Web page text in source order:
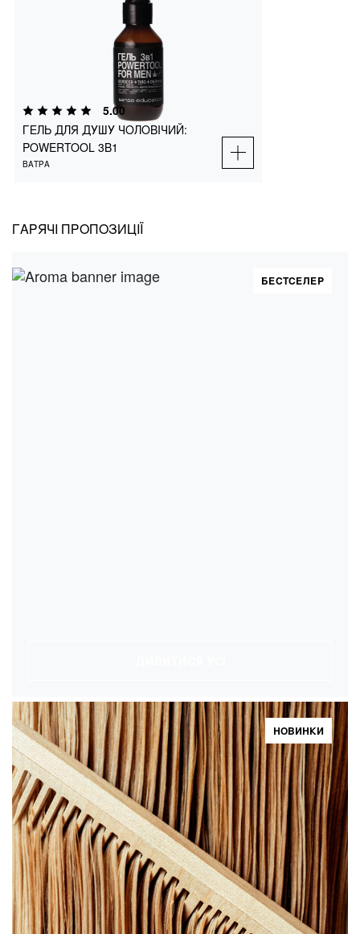
5.00
ГЕЛЬ ДЛЯ ДУШУ ЧОЛОВІЧИЙ:
POWERTOOL 3В1
ВАТРА
ГЕЛЬ ДЛЯ ДУШУ ЧОЛОВІЧИЙ:
POWERTOOL 3В1
ВАТРА
100 мл 500 мл 490
ГАРЯЧІ ПРОПОЗИЦІЇ
БЕСТСЕЛЕР
НОВИНКИ